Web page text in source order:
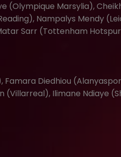
(Olympique Marsylia),
Nampalys Mendy
Sarr (Tottenham
Famara Diedhiou
(Villarreal), Ilimane Ndiaye